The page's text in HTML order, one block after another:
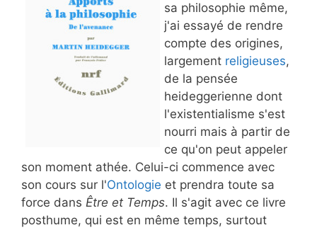
sa philosophie même,
j'ai essayé de rendre
compte des origines,
largement religieuses,
de la pensée
heideggerienne dont
l'existentialisme s'est
nourri mais à partir de
ce qu'on peut appeler
son moment athée. Celui-ci commence avec
son cours sur l'Ontologie et prendra toute sa
force dans Être et Temps. Il s'agit avec ce livre
posthume, qui est en même temps, surtout